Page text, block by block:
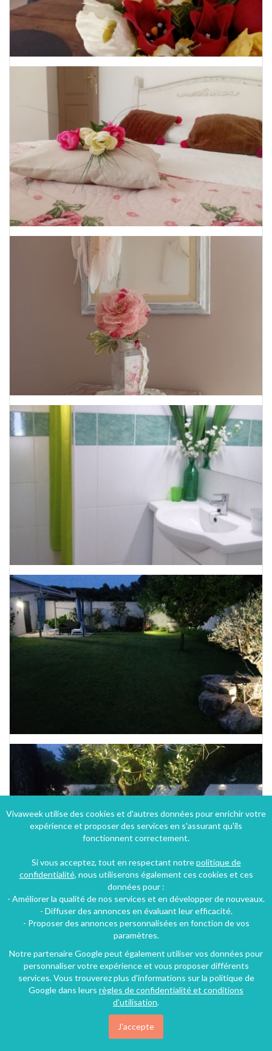
Vivaweek utilise des cookies et d'autres données pour enrichir votre
expérience et proposer des services en s'assurant qu'ils
fonctionnent correctement.
Si vous acceptez, tout en respectant notrepolitique de
confidentialité, nous utiliserons également ces cookies et ces
données pour :
- Améliorer la qualité de nos services et en développer de nouveaux.
- Diffuser des annonces en évaluant leur efficacité.
- Proposer des annonces personnalisées en fonction de vos
paramètres.
Notre partenaire Google peut également utiliser vos données pour
personnaliser votre expérience et vous proposer différents
services. Vous trouverez plus d'informations sur la politique de
Google dans leurs règles de confidentialité et conditions
d'utilisation.
J'accepte